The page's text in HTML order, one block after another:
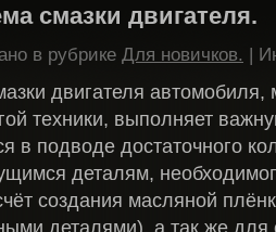
смазки двигателя.
в рубрике Для новичков. |
двигателя автомобиля,
техники, выполняет
в подводе достаточного
деталям,
создания масляной
деталями), а так же для